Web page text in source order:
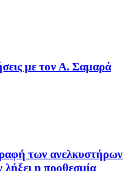
με τον Α. Σαμαρά
των ανελκυστήρων
λήξει η προθεσμία